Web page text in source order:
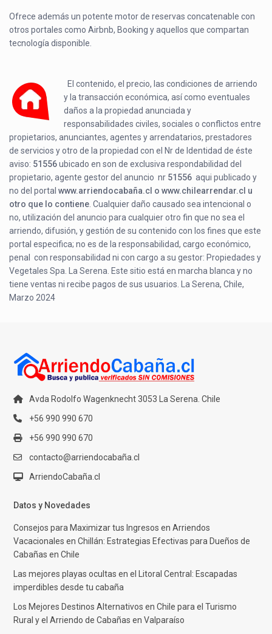
Ofrece además un potente motor de reservas concatenable con
otros portales como Airbnb, Booking y aquellos que compartan
tecnología disponible.
El contenido, el precio, las condiciones de arriendo
y la transacción económica, así como eventuales
daños a la propiedad anunciada y
responsabilidades civiles, sociales o conflictos entre
propietarios, anunciantes, agentes y arrendatarios, prestadores
de servicios y otro de la propiedad con el Nr de Identidad de éste
aviso: 51556ubicado enson de exclusiva respondabilidad del
propietario, agente gestor del anuncio nr 51556 aqui publicado y
no del portalwww.arriendocabaña.cl o www.chilearrendar.cl u
otro que lo contiene . Cualquier daño causado sea intencional o
no, utilización del anuncio para cualquier otro fin que no sea el
arriendo, difusión, y gestión de su contenido con los fines que este
portal especifica; no es de la responsabilidad, cargo económico,
penal con responsabilidad ni con cargo a su gestor: Propiedades y
Vegetales Spa. La Serena. Este sitio está en marcha blanca y no
tiene ventas ni recibe pagos de sus usuarios. La Serena, Chile,
Marzo 2024
Avda Rodolfo Wagenknecht 3053 La Serena. Chile
+56 990 990 670
+56 990 990 670
contacto@arriendocabaña.cl
ArriendoCabaña.cl
Datos y Novedades
Consejos para Maximizar tus Ingresos en Arriendos
Vacacionales en Chillán: Estrategias Efectivas para Dueños de
Cabañas en Chile
Las mejores playas ocultas en el Litoral Central: Escapadas
imperdibles desde tu cabaña
Los Mejores Destinos Alternativos en Chile para el Turismo
Rural y el Arriendo de Cabañas en Valparaíso